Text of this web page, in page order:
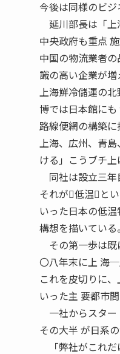
今後は同様のビジ
延川部長は「上
中央政府も重点
中国の物流業者
識の高い企業が増
上海鮮冷儲運の
博では日本館に
路線便網の構築
上海、広州、青
ける」こうブチ
同社は設立三年
それが低温と
いった日本の低
構想を描いている。
その第一歩は既
〇八年末に上 海─
これを皮切りに
いった主 要都市
一社からスター
その大半 が日系
「弊社がこれだ